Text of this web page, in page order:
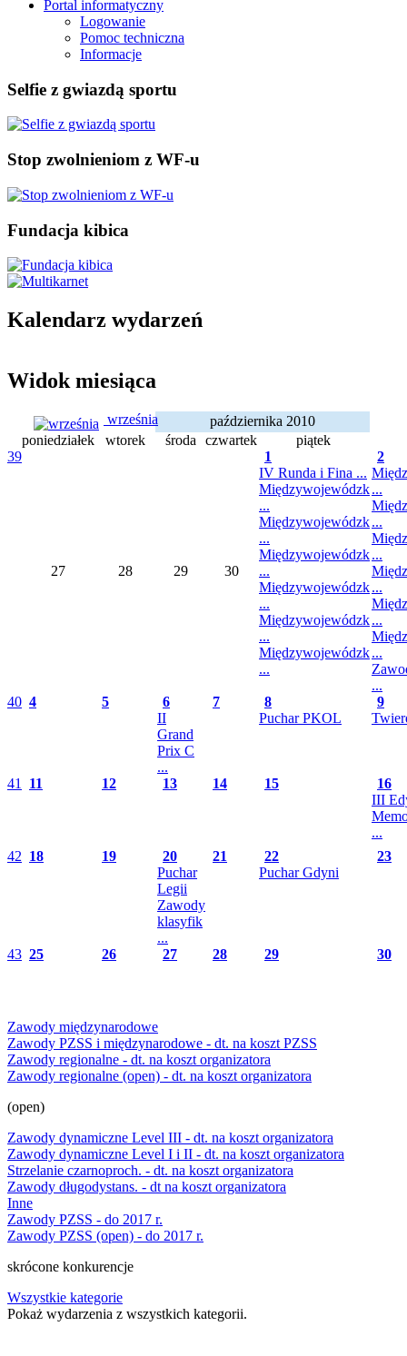
Portal informatyczny
Logowanie
Pomoc techniczna
Informacje
Selfie z gwiazdą sportu
Stop zwolnieniom z WF-u
Fundacja kibica
Kalendarz wydarzeń
Widok miesiąca
września
października 2010
poniedziałek
wtorek środa czwartek
piątek
39
27 28 29 30
1
IV Runda i Fina ...
Międzywojewódzk
...
Międzywojewódzk
...
Międzywojewódzk
...
Międzywojewódzk
...
Międzywojewódzk
...
Międzywojewódzk
...
2
...
...
...
...
...
...
...
40 4 5
6
II
Grand
Prix C
...
7
8
Puchar PKOL
9
41 11 12 13 14 15
16
III
...
42 18 19
20
Puchar
Legii
Zawody
klasyfik
...
21
22
Puchar Gdyni
23
43 25 26 27 28 29 30
Zawody międzynarodowe
Zawody PZSS i międzynarodowe - dt. na koszt PZSS
Zawody regionalne - dt. na koszt organizatora
Zawody regionalne (open) - dt. na koszt organizatora
(open)
Zawody dynamiczne Level III - dt. na koszt organizatora
Zawody dynamiczne Level I i II - dt. na koszt organizatora
Strzelanie czarnoproch. - dt. na koszt organizatora
Zawody długodystans. - dt na koszt organizatora
Inne
Zawody PZSS - do 2017 r.
Zawody PZSS (open) - do 2017 r.
skrócone konkurencje
Wszystkie kategorie
Pokaż wydarzenia z wszystkich kategorii.